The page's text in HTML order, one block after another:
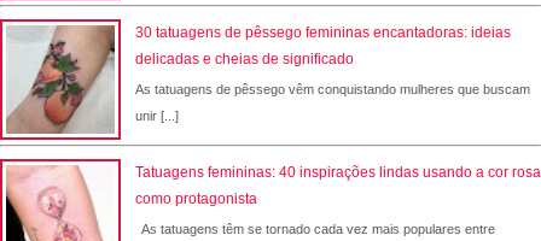
30 tatuagens de pêssego femininas encantadoras: ideias
delicadas e cheias de significado
As tatuagens de pêssego vêm conquistando mulheres que buscam
unir [...]
Tatuagens femininas: 40 inspirações lindas usando a cor rosa
como protagonista
As tatuagens têm se tornado cada vez mais populares entre